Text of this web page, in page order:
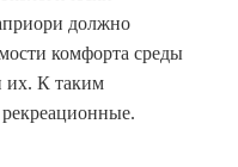
должно
комфорта среды
их. К таким